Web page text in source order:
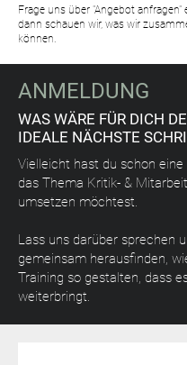
Frage uns über "Angebot anfragen"
dann schauen wir, was wir
können.
ANMELDUNG
WAS WÄRE FÜR DICH
IDEALE NÄCHSTE
Vielleicht hast du schon eine
das Thema Kritik- &
umsetzen möchtest.
Lass uns darüber sprechen
gemeinsam herausfinden,
Training so gestalten, dass
weiterbringt.